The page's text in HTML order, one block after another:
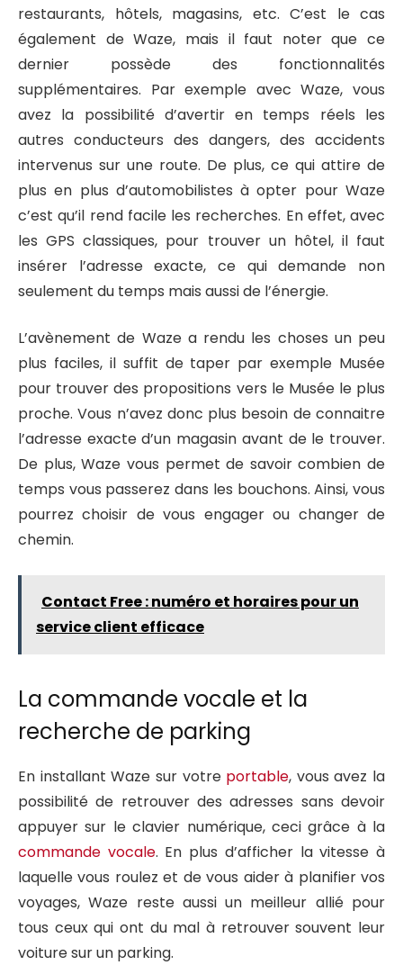
restaurants, hôtels, magasins, etc. C’est le cas
également de Waze, mais il faut noter que ce
dernier possède des fonctionnalités
supplémentaires. Par exemple avec Waze, vous
avez la possibilité d’avertir en temps réels les
autres conducteurs des dangers, des accidents
intervenus sur une route. De plus, ce qui attire de
plus en plus d’automobilistes à opter pour Waze
c’est qu’il rend facile les recherches. En effet, avec
les GPS classiques, pour trouver un hôtel, il faut
insérer l’adresse exacte, ce qui demande non
seulement du temps mais aussi de l’énergie.
L’avènement de Waze a rendu les choses un peu
plus faciles, il suffit de taper par exemple Musée
pour trouver des propositions vers le Musée le plus
proche. Vous n’avez donc plus besoin de connaitre
l’adresse exacte d’un magasin avant de le trouver.
De plus, Waze vous permet de savoir combien de
temps vous passerez dans les bouchons. Ainsi, vous
pourrez choisir de vous engager ou changer de
chemin.
Contact Free : numéro et horaires pour un
service client efficace
La commande vocale et la
recherche de parking
En installant Waze sur votre portable, vous avez la
possibilité de retrouver des adresses sans devoir
appuyer sur le clavier numérique, ceci grâce à la
commande vocale. En plus d’afficher la vitesse à
laquelle vous roulez et de vous aider à planifier vos
voyages, Waze reste aussi un meilleur allié pour
tous ceux qui ont du mal à retrouver souvent leur
voiture sur un parking.